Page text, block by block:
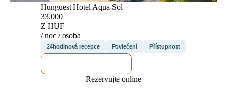
Hunguest Hotel Aqua-Sol
33.000
Z HUF
/ noc / osoba
24hodinová recepce Povlečení Přístupnost
Rezervujte online